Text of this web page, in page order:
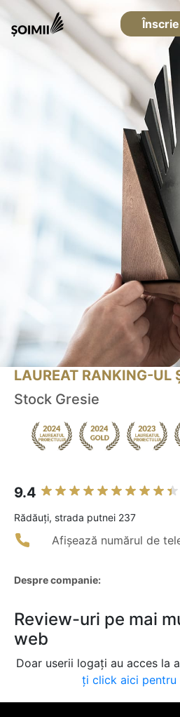
LAUREAT RANKING-UL
Stock Gresie
9.4
Rădăuţi, strada putnei 237
Afișează numărul de
Despre companie:
Review-uri pe mai
web
Doar userii logați au acces la
ți click aici pentru